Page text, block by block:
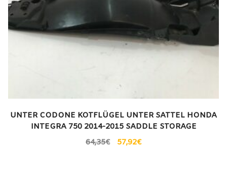
UNTER CODONE KOTFLÜGEL UNTER SATTEL HONDA
INTEGRA 750 2014-2015 SADDLE STORAGE
64,35€ 57,92€